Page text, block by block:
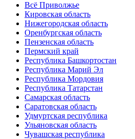
Всё Приволжье
Кировская область
Нижегородская область
Оренбургская область
Пензенская область
Пермский край
Республика Башкортостан
Республика Марий Эл
Республика Мордовия
Республика Татарстан
Самарская область
Саратовская область
Удмуртская республика
Ульяновская область
Чувашская республика